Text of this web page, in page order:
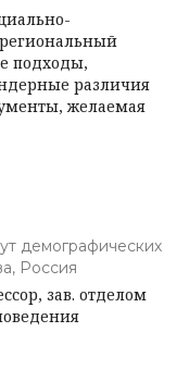
подходы,
различия
желаемая
демографических
Россия
зав. отделом